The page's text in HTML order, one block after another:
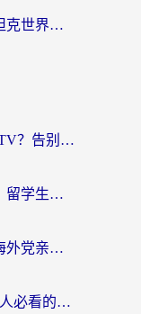
海外玩坦克世界总卡顿？海外坦克世界加速器有哪些？实测好用的选择在这里
海外党亲测：在海外如何看CCTV？告别“仅限大陆播放”的实用指南
央视影音在海外可以看吗知乎？留学生亲测：3步解决地域限制+追剧自由
在国外怎么看咪咕视频软件？海外党亲测有效的回国加速方案
12123在国外能登录吗？海外华人必看的回国加速实用指南